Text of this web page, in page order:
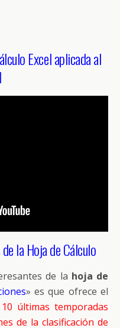
Excel aplicada al
la Hoja de Cálculo
de la hoja de
» es que ofrece el
últimas temporadas
de la clasificación de